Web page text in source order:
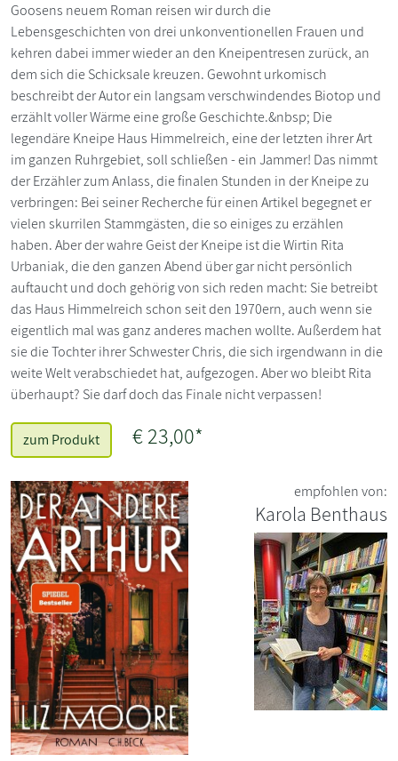
Goosens neuem Roman reisen wir durch die
Lebensgeschichten von drei unkonventionellen Frauen und
kehren dabei immer wieder an den Kneipentresen zurück, an
dem sich die Schicksale kreuzen. Gewohnt urkomisch
beschreibt der Autor ein langsam verschwindendes Biotop und
erzählt voller Wärme eine große Geschichte.&nbsp; Die
legendäre Kneipe Haus Himmelreich, eine der letzten ihrer Art
im ganzen Ruhrgebiet, soll schließen - ein Jammer! Das nimmt
der Erzähler zum Anlass, die finalen Stunden in der Kneipe zu
verbringen: Bei seiner Recherche für einen Artikel begegnet er
vielen skurrilen Stammgästen, die so einiges zu erzählen
haben. Aber der wahre Geist der Kneipe ist die Wirtin Rita
Urbaniak, die den ganzen Abend über gar nicht persönlich
auftaucht und doch gehörig von sich reden macht: Sie betreibt
das Haus Himmelreich schon seit den 1970ern, auch wenn sie
eigentlich mal was ganz anderes machen wollte. Außerdem hat
sie die Tochter ihrer Schwester Chris, die sich irgendwann in die
weite Welt verabschiedet hat, aufgezogen. Aber wo bleibt Rita
überhaupt? Sie darf doch das Finale nicht verpassen!
zum Produkt € 23,00*
empfohlen von:
Karola Benthaus